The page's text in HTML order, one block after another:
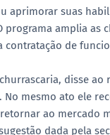
aprimorar suas
amplia as
de
disse
mesmo ato ele
ao mercado
dada pela